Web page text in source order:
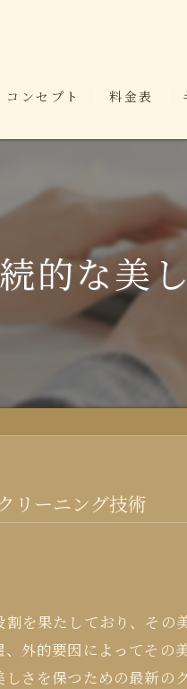
コンセプト 料金表
的な美
リーニング技術
を果たしており、そ
外的要因によってそ
さを保つための最新